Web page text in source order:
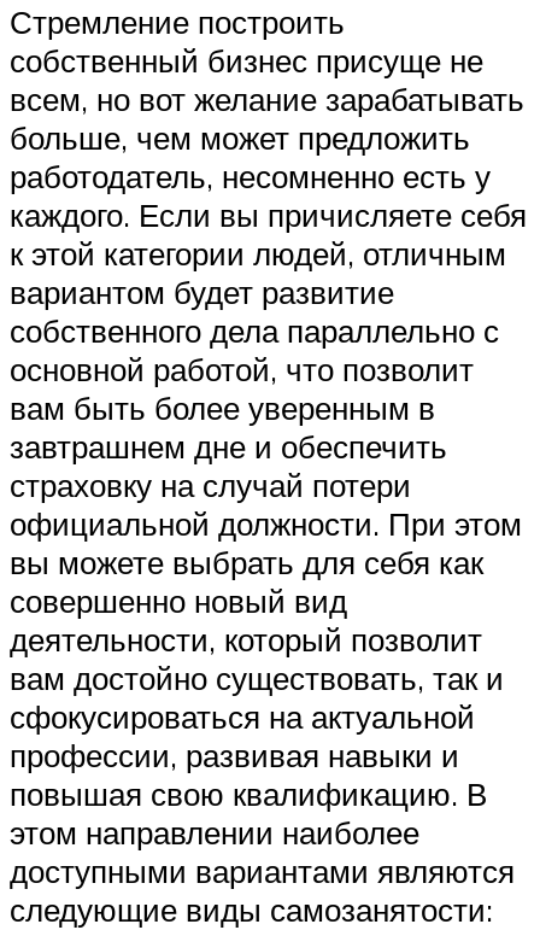
Стремление построить
собственный бизнес присуще не
всем, но вот желание зарабатывать
больше, чем может предложить
работодатель, несомненно есть у
каждого. Если вы причисляете себя
к этой категории людей, отличным
вариантом будет развитие
собственного дела параллельно с
основной работой, что позволит
вам быть более уверенным в
завтрашнем дне и обеспечить
страховку на случай потери
официальной должности. При этом
вы можете выбрать для себя как
совершенно новый вид
деятельности, который позволит
вам достойно существовать, так и
сфокусироваться на актуальной
профессии, развивая навыки и
повышая свою квалификацию. В
этом направлении наиболее
доступными вариантами являются
следующие виды самозанятости: